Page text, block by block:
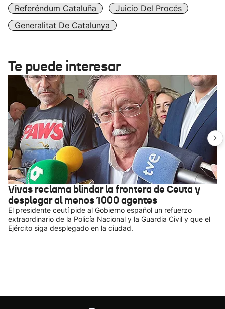
Referéndum Cataluña
Juicio Del Procés
Generalitat De Catalunya
Te puede interesar
Vivas reclama blindar la frontera de Ceuta y
desplegar al menos 1000 agentes
El presidente ceutí pide al Gobierno español un refuerzo
extraordinario de la Policía Nacional y la Guardia Civil y que el
Ejército siga desplegado en la ciudad.